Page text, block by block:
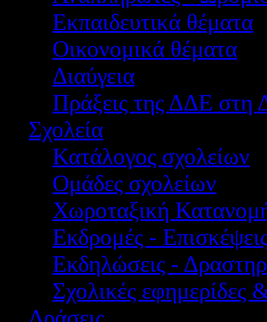
Εκπαιδευτικά θέματα
Οικονομικά θέματα
Διαύγεια
Πράξεις της ΔΔΕ στη
Σχολεία
Κατάλογος σχολείων
Ομάδες σχολείων
Χωροταξική
Εκδρομές -
Εκδηλώσεις -
Σχολικές εφημερίδες